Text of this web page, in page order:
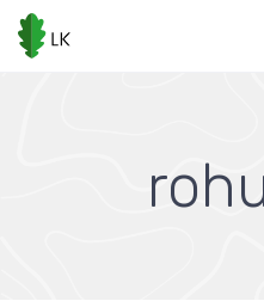
Liigu
edasi
põhisisu